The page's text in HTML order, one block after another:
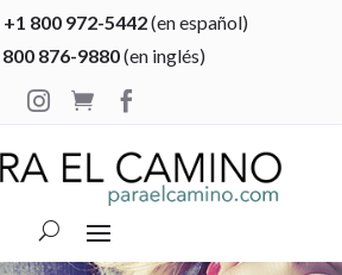
+1 800 972-5442(en español)
800 876-9880(en inglés)

 